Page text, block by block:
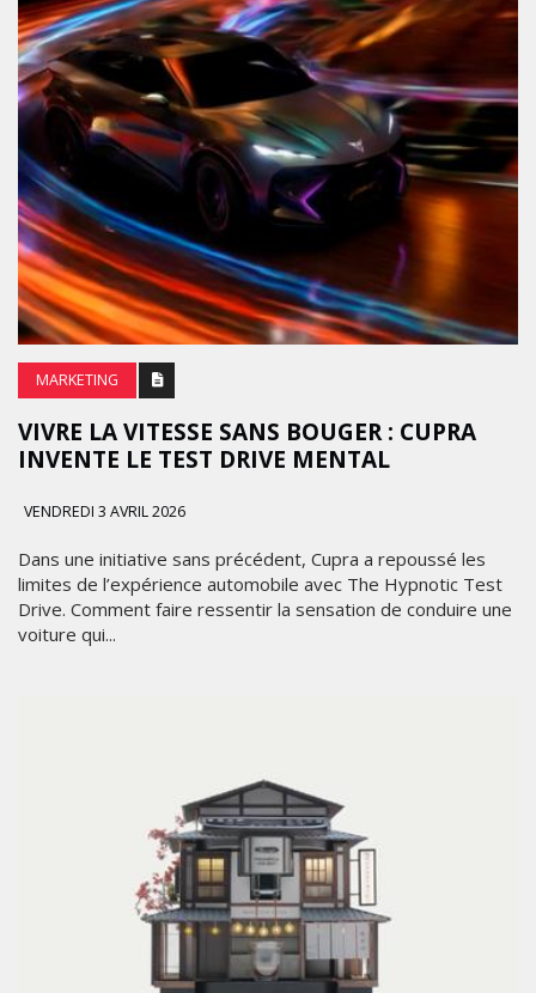
MARKETING
VIVRE LA VITESSE SANS BOUGER : CUPRA
INVENTE LE TEST DRIVE MENTAL
VENDREDI 3 AVRIL 2026
Dans une initiative sans précédent, Cupra a repoussé les
limites de l’expérience automobile avec The Hypnotic Test
Drive. Comment faire ressentir la sensation de conduire une
voiture qui...